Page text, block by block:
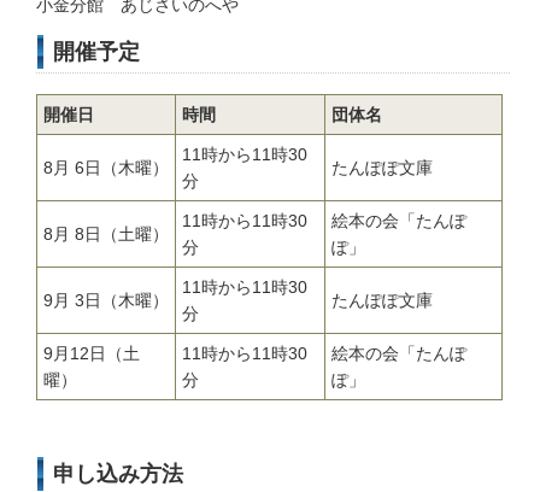
小金分館 あじさいのへや
開催予定
開催日 時間 団体名
8月 6日（木曜）
11時から11時30
分
たんぽぽ文庫
8月 8日（土曜）
11時から11時30
分
絵本の会「たんぽ
ぽ」
9月 3日（木曜）
11時から11時30
分
たんぽぽ文庫
9月12日（土
曜）
11時から11時30
分
絵本の会「たんぽ
ぽ」
申し込み方法